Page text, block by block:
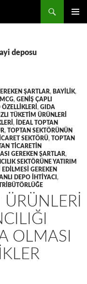
deposu
ŞARTLAR, BAYILIK,
, GENIŞ ÇAPLI
, GIDA
TÜKETIM ÜRÜNLERI
,
IDEAL TOPTAN
, TOPTAN SEKTÖRÜNÜN
SEKTÖRÜ, TOPTAN
TICARETIN
GEREKEN ŞARTLAR,
SEKTÖRÜNE YATIRIM
GEREKEN
DEPO IHTIYACI ,
OLMASI